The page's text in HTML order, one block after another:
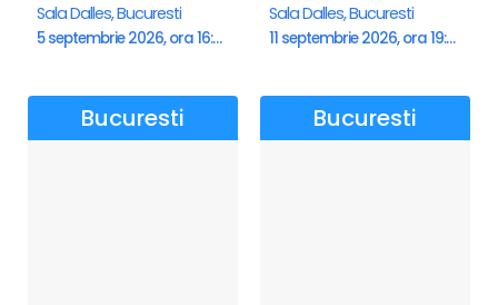
Sala Dalles, Bucuresti
5 septembrie 2026, ora 16:00
Sala Dalles, Bucuresti
11 septembrie 2026, ora 19:30
Bucuresti Bucuresti